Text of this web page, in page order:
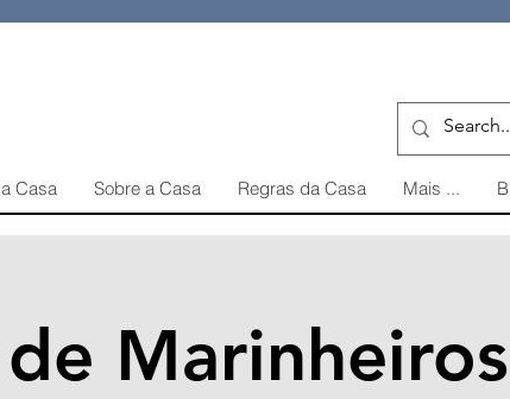
Casa Sobre a Casa Regras da Casa Mais ...
Marinheiros